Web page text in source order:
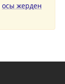
осы жерден